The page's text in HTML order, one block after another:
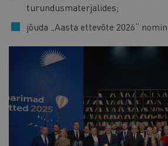
turundusmaterjalides;
jõuda „Aasta ettevõte 2026“